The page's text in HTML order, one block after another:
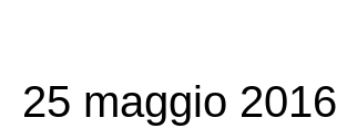
25 maggio 2016